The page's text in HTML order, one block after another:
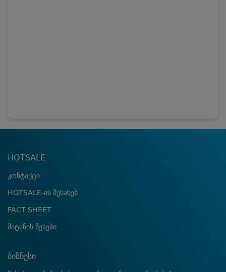
HOTSALE
კონტაქტი
HOTSALE-ის შესახებ
FACT SHEET
მიტანის წესები
ბიზნესი